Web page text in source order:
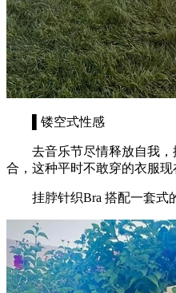
▌镂空式性感
去音乐节尽情释放自我，
合，这种平时不敢穿的衣服现
挂脖针织Bra 搭配一套式的